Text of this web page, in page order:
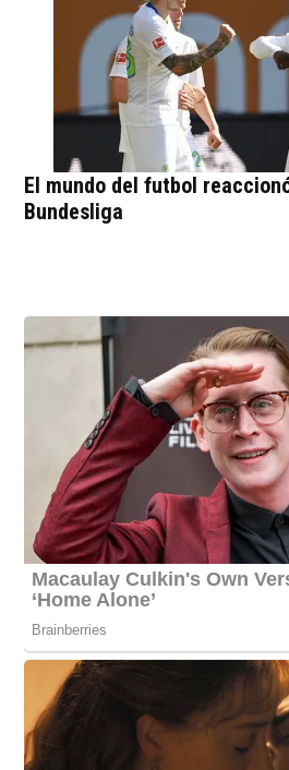
El mundo del futbol
Bundesliga